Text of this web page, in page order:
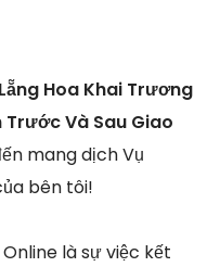
Hoa Khai Trương
Trước Và Sau Giao
mang dịch Vụ
bên tôi!
là sự việc kết